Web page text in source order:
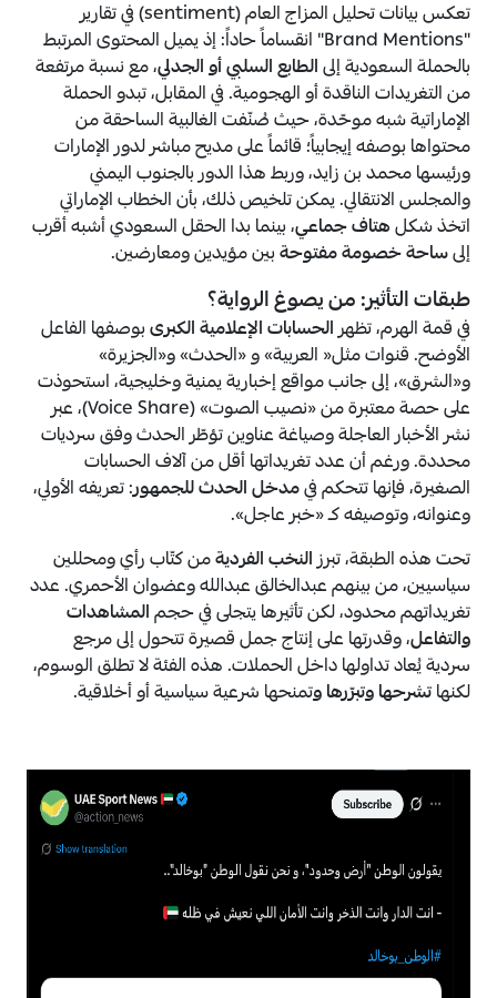
تعكس بيانات تحليل المزاج العام (sentiment) في تقارير
"Brand Mentions" انقساماً حاداً: إذ يميل المحتوى المرتبط
بالحملة السعودية إلىالطابع السلبي أو الجدلي، مع نسبة مرتفعة
من التغريدات الناقدة أو الهجومية. في المقابل، تبدو الحملة
الإماراتية شبه موحّدة، حيث صُنّفت الغالبية الساحقة من
محتواها بوصفه إيجابياً؛ قائماً على مديح مباشر لدور الإمارات
ورئيسها محمد بن زايد، وربط هذا الدور بالجنوب اليمني
والمجلس الانتقالي. يمكن تلخيص ذلك، بأن الخطاب الإماراتي
اتخذ شكلهتاف جماعي، بينما بدا الحقل السعودي أشبه أقرب
إلىساحة خصومة مفتوحةبين مؤيدين ومعارضين.
طبقات التأثير: من يصوغ الرواية؟
في قمة الهرم، تظهرالحسابات الإعلامية الكبرىبوصفها الفاعل
الأوضح. قنوات مثل« العربية» و «الحدث» و«الجزيرة»
و«الشرق»، إلى جانب مواقع إخبارية يمنية وخليجية، استحوذت
على حصة معتبرة من «نصيب الصوت» (Voice Share)، عبر
نشر الأخبار العاجلة وصياغة عناوين تؤطّر الحدث وفق سرديات
محددة. ورغم أن عدد تغريداتها أقل من آلاف الحسابات
الصغيرة، فإنها تتحكم فيمدخل الحدث للجمهور: تعريفه الأولي،
وعنوانه، وتوصيفه كـ «خبر عاجل».
تحت هذه الطبقة، تبرزالنخب الفرديةمن كتّاب رأي ومحللين
سياسيين، من بينهم عبدالخالق عبدالله وعضوان الأحمري. عدد
تغريداتهم محدود، لكن تأثيرها يتجلى في حجمالمشاهدات
والتفاعل، وقدرتها على إنتاج جمل قصيرة تتحول إلى مرجع
سردية يُعاد تداولها داخل الحملات. هذه الفئة لا تطلق الوسوم،
لكنهاتشرحها وتبرّرها وتمنحها شرعية سياسية أو أخلاقية.